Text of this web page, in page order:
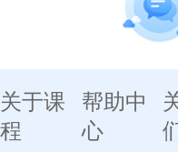
关于课
程
帮助中
心